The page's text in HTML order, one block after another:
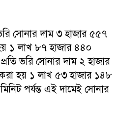
সোনার দাম ৩ হাজার ৫৫৭
হয় ১ লাখ ৮৭ হাজার ৪৪০
ভরি সোনার দাম ২ হাজার
করা হয় ১ লাখ ৫৩ হাজার ১৪৮
পর্যন্ত এই দামেই সোনার